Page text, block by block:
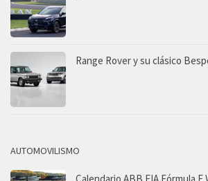
Range Rover y su clásico
AUTOMOVILISMO